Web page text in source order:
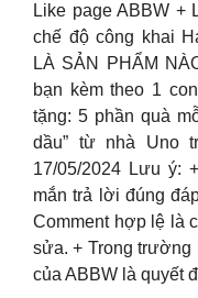
Like page ABBW +
chế độ công khai
LÀ SẢN PHẨM
bạn kèm theo 1
tặng: 5 phần quà
dầu” từ nhà Uno
17/05/2024 Lưu ý:
mắn trả lời đúng
Comment hợp lệ là
sửa. + Trong trường
của ABBW là quyết